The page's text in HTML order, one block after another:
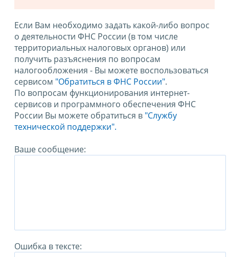
Если Вам необходимо задать какой-либо вопрос
о деятельности ФНС России (в том числе
территориальных налоговых органов) или
получить разъяснения по вопросам
налогообложения - Вы можете воспользоваться
сервисом "Обратиться в ФНС России".
По вопросам функционирования интернет-
сервисов и программного обеспечения ФНС
России Вы можете обратиться в "Службу
технической поддержки".
Ваше сообщение:
Ошибка в тексте: